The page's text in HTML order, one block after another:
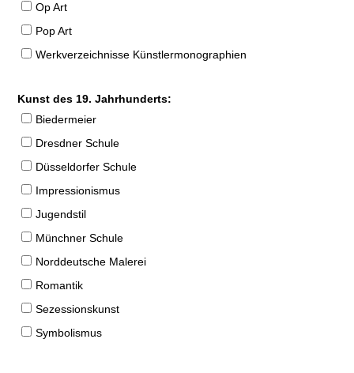
Op Art
Pop Art
Werkverzeichnisse Künstlermonographien
Kunst des 19. Jahrhunderts:
Biedermeier
Dresdner Schule
Düsseldorfer Schule
Impressionismus
Jugendstil
Münchner Schule
Norddeutsche Malerei
Romantik
Sezessionskunst
Symbolismus